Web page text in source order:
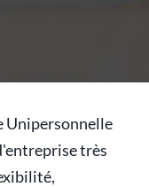
Unipersonnelle
très